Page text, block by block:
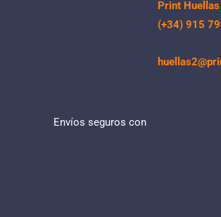
Print
(+34) 915
Envíos seguros con